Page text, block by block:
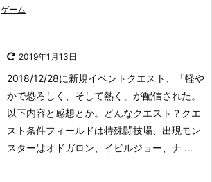
ゲーム
2019年1月13日
2018/12/28に新規イベントクエスト、「軽や
かで恐ろしく、そして熱く」が配信された。
以下内容と感想とか。
どんなクエスト？クエ
スト条件フィールドは特殊闘技場、出現モン
スターはオドガロン、イビルジョー、ナ ...